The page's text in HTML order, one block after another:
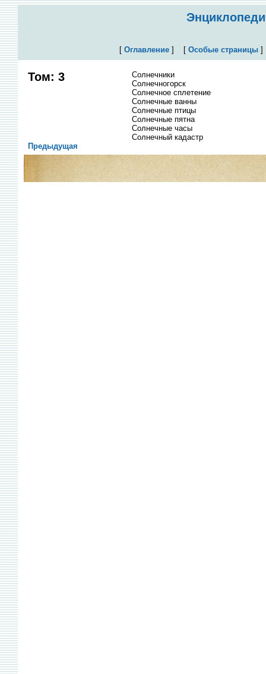
[ Оглавление] [ Особые страницы
Том: 3
Солнечники
Солнечногорск
Солнечное сплетение
Солнечные ванны
Солнечные птицы
Солнечные пятна
Солнечные часы
Солнечный кадастр
Предыдущая